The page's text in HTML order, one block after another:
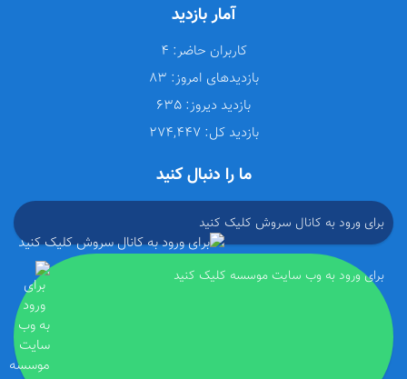
آمار بازدید
کاربران حاضر:
بازدیدهای امروز:
بازدید دیروز:
بازدید کل: 274,447
ما را دنبال کنید
برای ورود به کانال سروش کلیک کنید
برای ورود به وب سایت موسسه کلیک کنید